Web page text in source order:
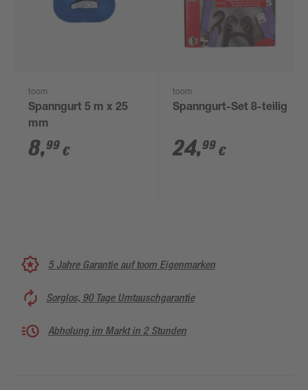
toom
Spanngurt 5 m x 25
mm
8,99 €
toom
Spanngurt-Set 8-teilig
24,99 €
5 Jahre Garantie auf toom Eigenmarken
Sorglos, 90 Tage Umtauschgarantie
Abholung im Markt in 2 Stunden